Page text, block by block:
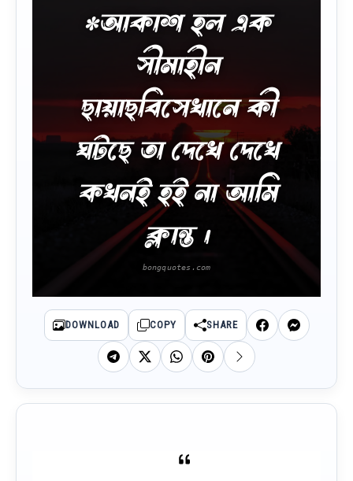
*আকাশ হল এক
সীমাহীন
ছায়াছবিসেখানে কী
ঘটছে তা দেখে দেখে
কখনই হই না আমি
ক্লান্ত ।
DOWNLOAD COPY SHARE